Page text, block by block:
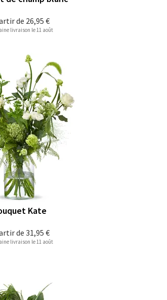
de 26,95 €
livraison le 11 août
de 31,95 €
Kate
livraison le 11 août